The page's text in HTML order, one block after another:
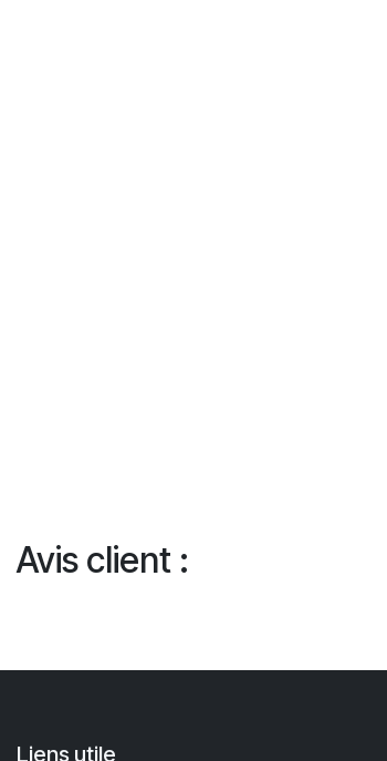
Avis client :
Liens utile